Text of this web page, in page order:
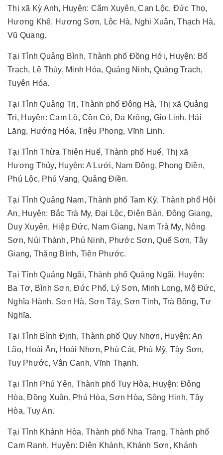
Thị xã Kỳ Anh, Huyện: Cẩm Xuyên, Can Lộc, Đức Thọ,
Hương Khê, Hương Sơn, Lộc Hà, Nghi Xuân, Thạch Hà,
Vũ Quang.
Tại Tỉnh Quảng Bình, Thành phố Đồng Hới, Huyện: Bố
Trạch, Lệ Thủy, Minh Hóa, Quảng Ninh, Quảng Trạch,
Tuyên Hóa.
Tại Tỉnh Quảng Trị, Thành phố Đông Hà, Thị xã Quảng
Trị, Huyện: Cam Lộ, Cồn Cỏ, Đa Krông, Gio Linh, Hải
Lăng, Hướng Hóa, Triệu Phong, Vĩnh Linh.
Tại Tỉnh Thừa Thiên Huế, Thành phố Huế, Thị xã
Hương Thủy, Huyện: A Lưới, Nam Đông, Phong Điền,
Phú Lộc, Phú Vang, Quảng Điền.
Tại Tỉnh Quảng Nam, Thành phố Tam Kỳ, Thành phố Hội
An, Huyện: Bắc Trà My, Đại Lộc, Điện Bàn, Đông Giang,
Duy Xuyên, Hiệp Đức, Nam Giang, Nam Trà My, Nông
Sơn, Núi Thành, Phú Ninh, Phước Sơn, Quế Sơn, Tây
Giang, Thăng Bình, Tiên Phước.
Tại Tỉnh Quảng Ngãi, Thành phố Quảng Ngãi, Huyện:
Ba Tơ, Bình Sơn, Đức Phổ, Lý Sơn, Minh Long, Mộ Đức,
Nghĩa Hành, Sơn Hà, Sơn Tây, Sơn Tịnh, Trà Bồng, Tư
Nghĩa.
Tại Tỉnh Bình Định, Thành phố Quy Nhơn, Huyện: An
Lão, Hoài Ân, Hoài Nhơn, Phù Cát, Phù Mỹ, Tây Sơn,
Tuy Phước, Vân Canh, Vĩnh Thạnh.
Tại Tỉnh Phú Yên, Thành phố Tuy Hòa, Huyện: Đông
Hòa, Đồng Xuân, Phú Hòa, Sơn Hòa, Sông Hinh, Tây
Hòa, Tuy An.
Tại Tỉnh Khánh Hòa, Thành phố Nha Trang, Thành phố
Cam Ranh, Huyện: Diên Khánh, Khánh Sơn, Khánh